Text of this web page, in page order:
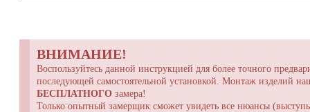
ВНИМАНИЕ!
Воспользуйтесь данной инструкцией для более точного
последующей самостоятельной установкой. Монтаж изделий
БЕСПЛАТНОГО замера!
Только опытный замерщик сможет увидеть все нюансы